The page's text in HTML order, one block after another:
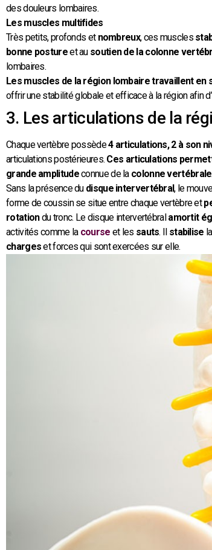
des douleurs lombaires.
Les muscles multifides
Très petits, profonds et nombreux, ces muscles
bonne postureet au soutien de la colonne
lombaires.
Les muscles de la région lombaire travaillent en
offrir une stabilité globale et efficace à la région afin
3. Les articulations de la
Chaque vertèbre possède4 articulations, 2 à son
articulations postérieures. Ces articulations
grande amplitudeconnue de la colonne vertébrale.
Sans la présence du disque intervertébral, le
forme de coussin se situe entre chaque vertèbre et
rotationdu tronc. Le disque intervertébralamortit
activités comme la course et les sauts. Il stabilise
chargeset forces qui sont exercées sur elle.